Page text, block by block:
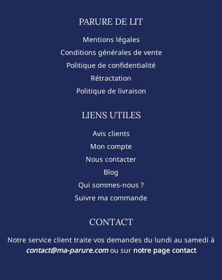
PARURE DE LIT​
Mentions légales
Conditions générales de vente
Politique de confidentialité
Rétractation
Politique de livraison
LIENS UTILES
Avis clients
Mon compte
Nous contacter
Blog
Qui sommes-nous ?
Suivre ma commande
CONTACT​
Notre service client traite vos demandes du lundi au samedi à
contact@ma-parure.comou sur notre page contact